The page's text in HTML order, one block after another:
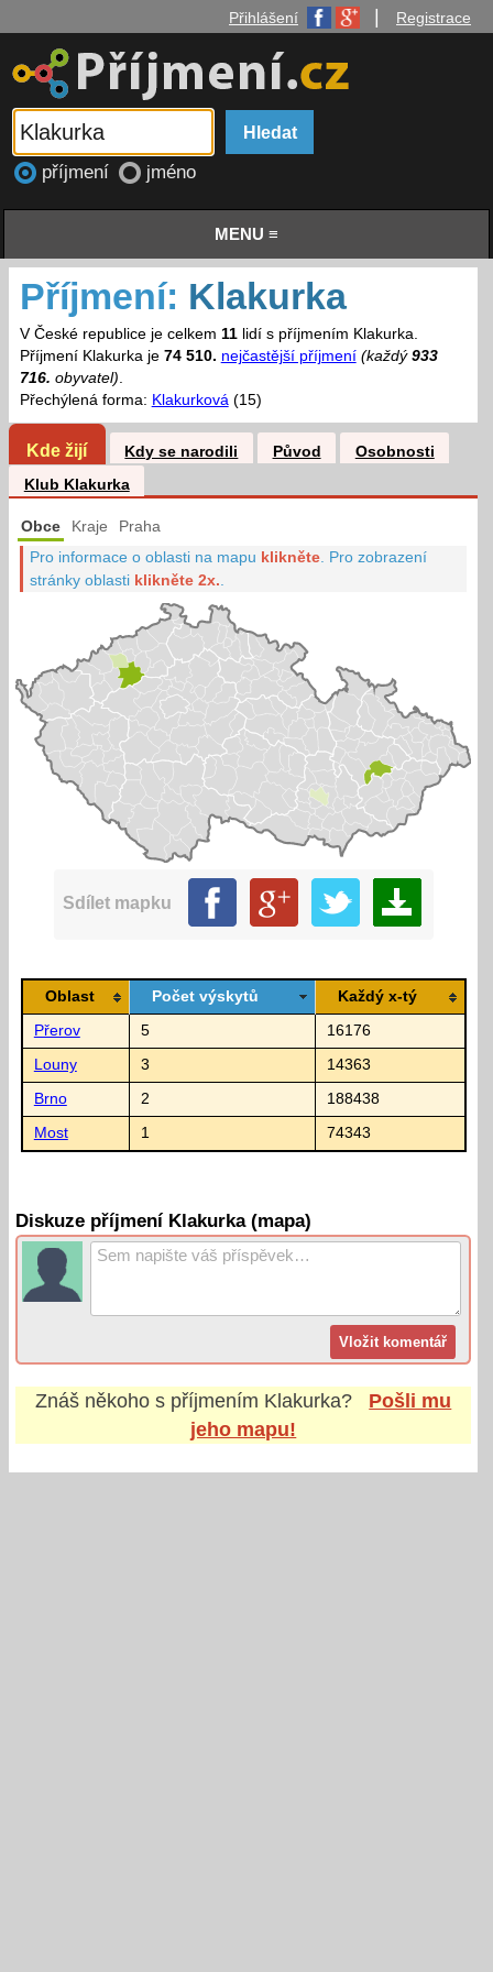
Přihlášení Registrace
příjmení jméno
MENU ≡
Příjmení: Klakurka
V České republice je celkem 11lidí s příjmením Klakurka.
Příjmení Klakurka je 74 510. nejčastější příjmení (každý 933
716. obyvatel).
Přechýlená forma: Klakurková(15)
Kde žijí Kdy se narodili Původ
Osobnosti
Klub Klakurka
Obce Kraje Praha
Pro informace o oblasti na mapu klikněte Pro zobrazení
stránky oblasti klikněte 2x.
Sdílet mapku
Oblast Počet výskytů Každý x-tý
Přerov 5 16176
Louny 3 14363
Brno 2 188438
Most 1 74343
Diskuze příjmení Klakurka (mapa)
Znáš někoho s příjmením Klakurka?
Pošli mu
jeho mapu!